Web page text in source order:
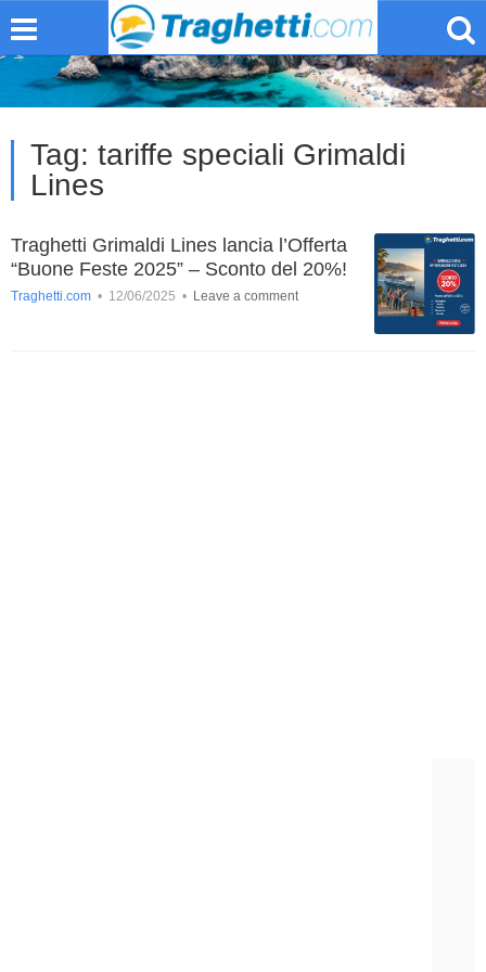
Tag: tariffe speciali Grimaldi
Lines
Traghetti Grimaldi Lines lancia l’Offerta
“Buone Feste 2025” – Sconto del 20%!
Traghetti.com • 12/06/2025 • Leave a comment